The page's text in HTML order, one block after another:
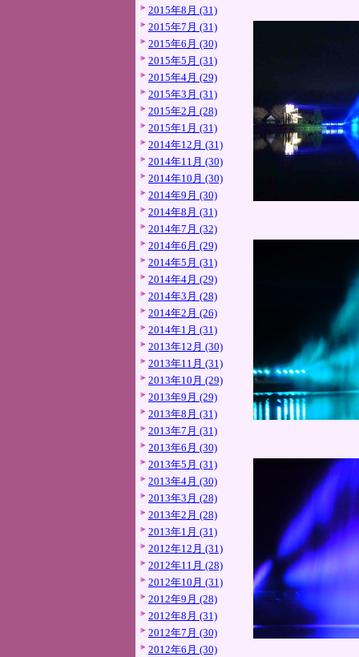
2015年8月 (31)
2015年7月 (31)
2015年6月 (30)
2015年5月 (31)
2015年4月 (29)
2015年3月 (31)
2015年2月 (28)
2015年1月 (31)
2014年12月 (31)
2014年11月 (30)
2014年10月 (30)
2014年9月 (30)
2014年8月 (31)
2014年7月 (32)
2014年6月 (29)
2014年5月 (31)
2014年4月 (29)
2014年3月 (28)
2014年2月 (26)
2014年1月 (31)
2013年12月 (30)
2013年11月 (31)
2013年10月 (29)
2013年9月 (29)
2013年8月 (31)
2013年7月 (31)
2013年6月 (30)
2013年5月 (31)
2013年4月 (30)
2013年3月 (28)
2013年2月 (28)
2013年1月 (31)
2012年12月 (31)
2012年11月 (28)
2012年10月 (31)
2012年9月 (28)
2012年8月 (31)
2012年7月 (30)
2012年6月 (30)